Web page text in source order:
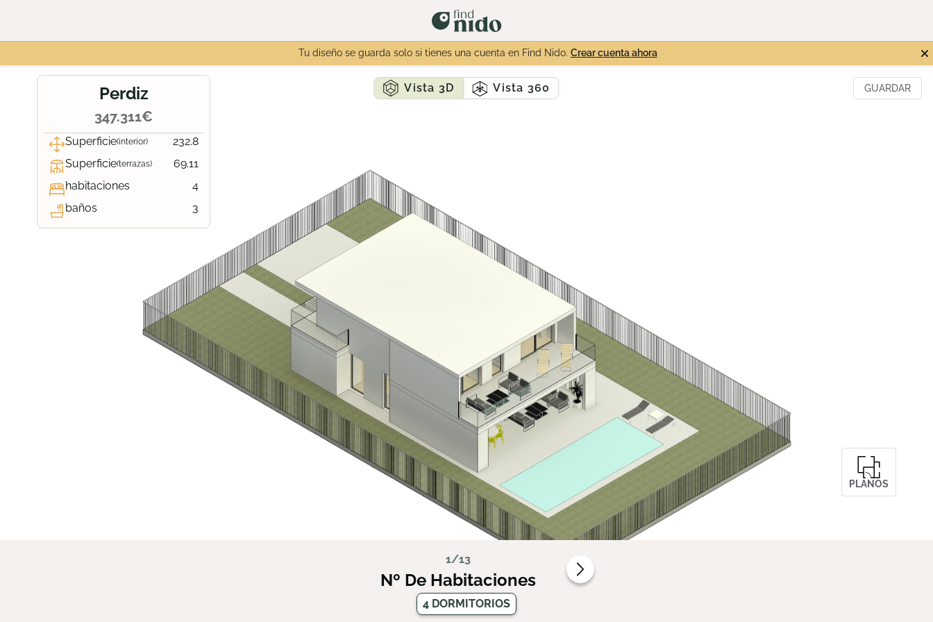
Tu diseño se guarda solo si tienes una cuenta en Find Nido. Crear cuenta ahora
TECNOLOGÍA
Perdiz
347.311€
Superficie(interior)
232.8
Superficie(terrazas)
69.11
habitaciones
4
baños
3
GUARDAR
Vista 3D Vista 360
PLANOS
1/13
Nº De Habitaciones
4 DORMITORIOS